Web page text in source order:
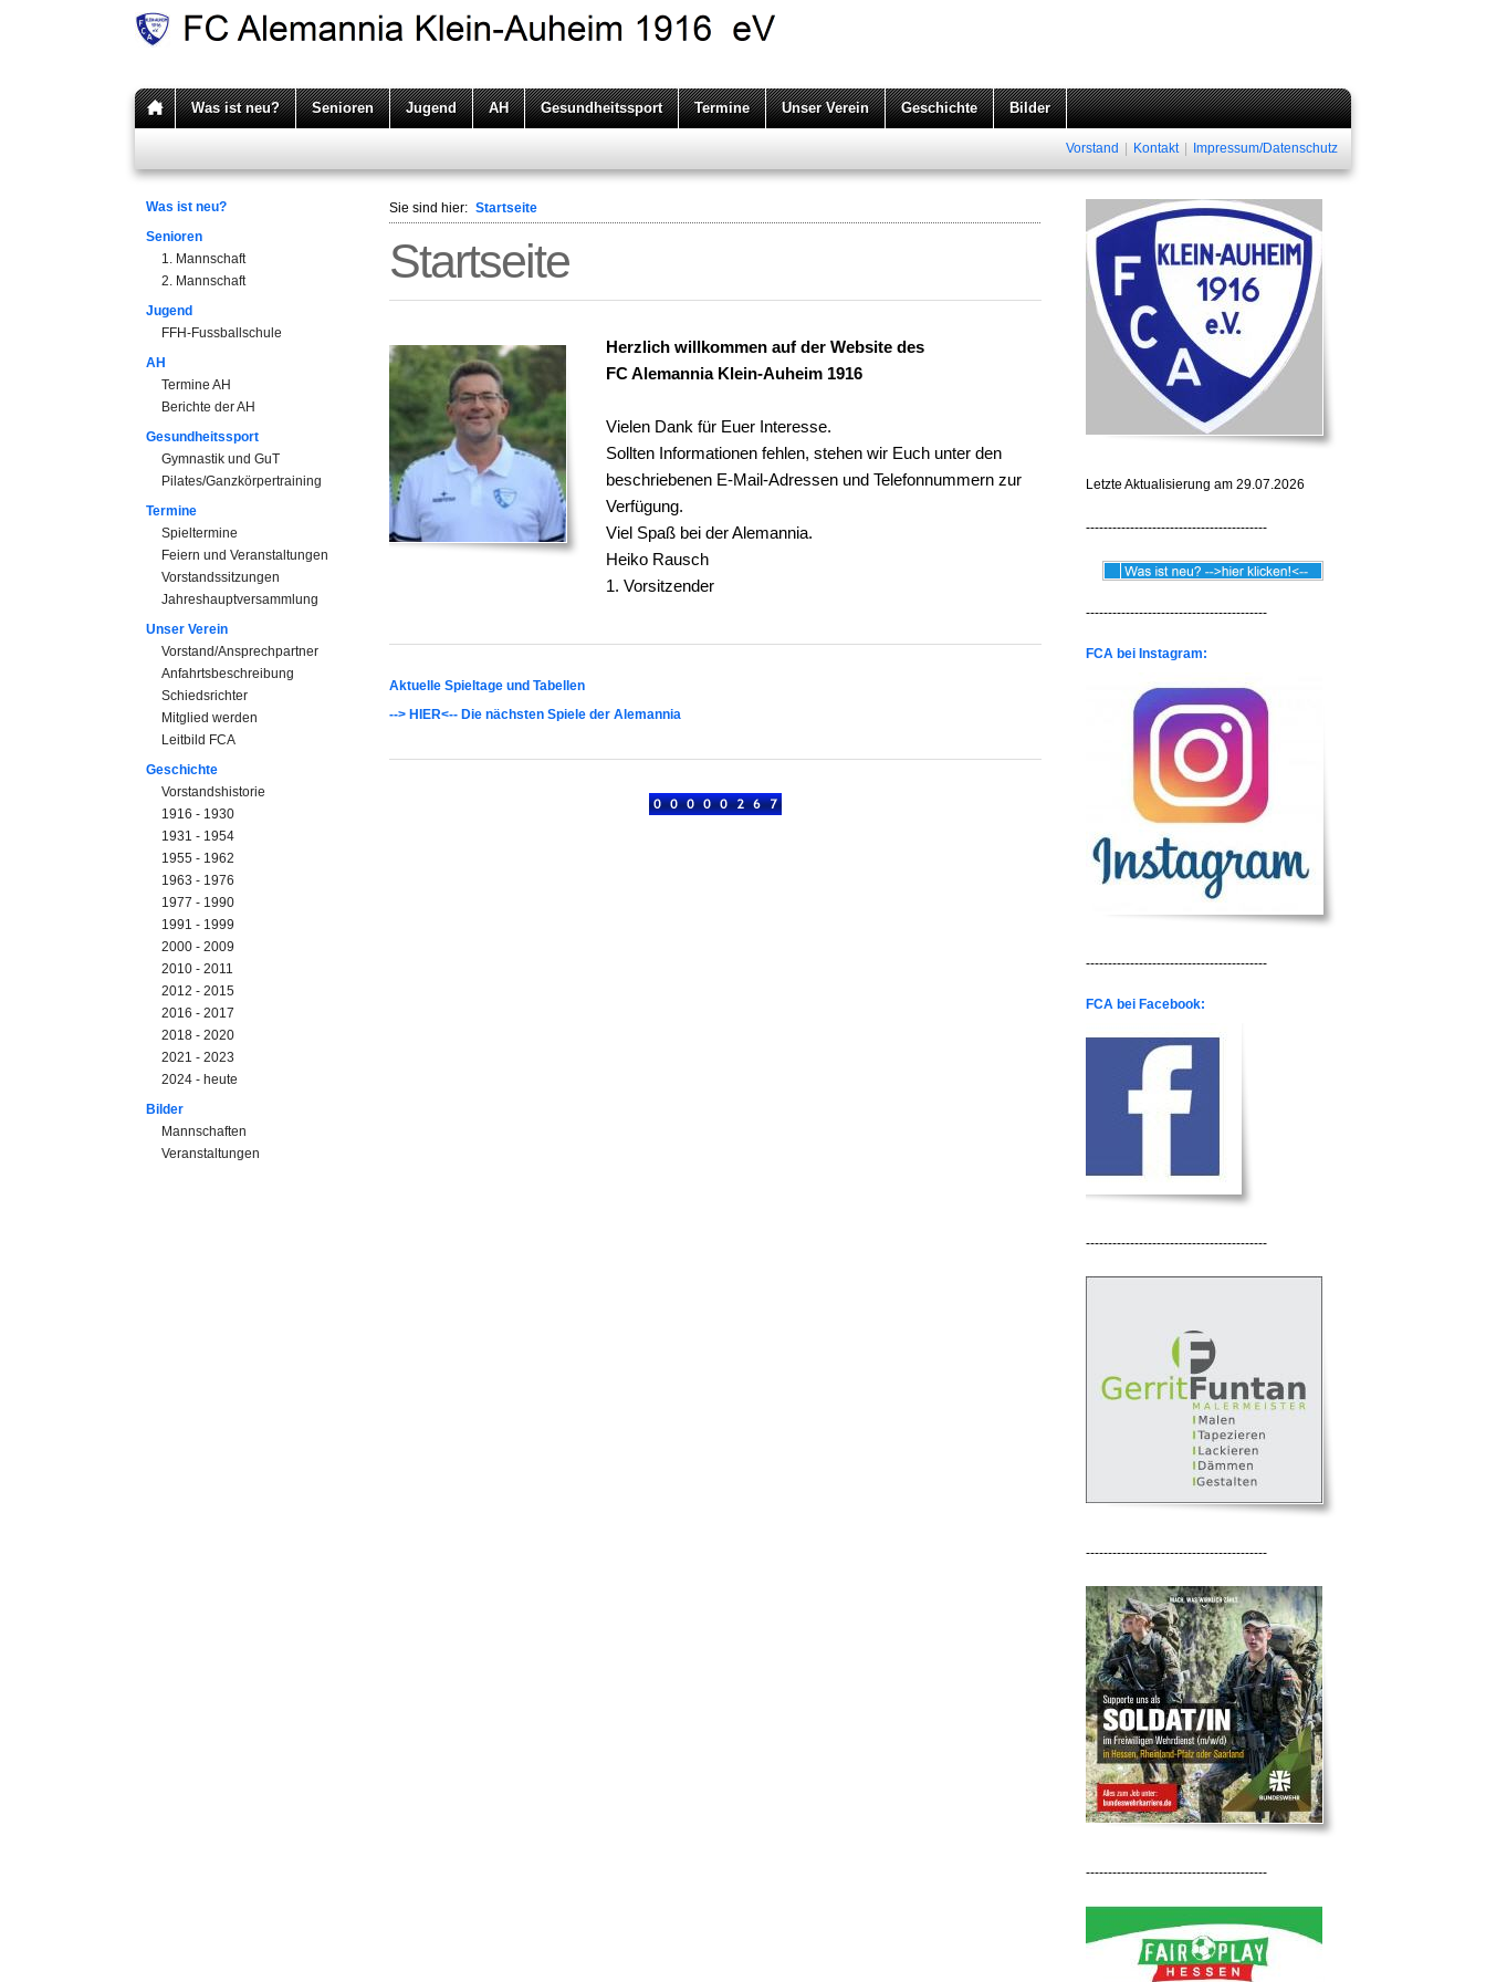
Was ist neu? Senioren Jugend AH Gesundheitssport Termine Unser Verein Geschichte Bilder
Vorstand Kontakt Impressum/Datenschutz
Was ist neu?
Senioren
1. Mannschaft
2. Mannschaft
Jugend
FFH-Fussballschule
AH
Termine AH
Berichte der AH
Gesundheitssport
Gymnastik und GuT
Pilates/Ganzkörpertraining
Termine
Spieltermine
Feiern und Veranstaltungen
Vorstandssitzungen
Jahreshauptversammlung
Unser Verein
Vorstand/Ansprechpartner
Anfahrtsbeschreibung
Schiedsrichter
Mitglied werden
Leitbild FCA
Geschichte
Vorstandshistorie
1916 - 1930
1931 - 1954
1955 - 1962
1963 - 1976
1977 - 1990
1991 - 1999
2000 - 2009
2010 - 2011
2012 - 2015
2016 - 2017
2018 - 2020
2021 - 2023
2024 - heute
Bilder
Mannschaften
Veranstaltungen
Sie sind hier: Startseite
Startseite
Herzlich willkommen auf der Website des
FC Alemannia Klein-Auheim 1916
Vielen Dank für Euer Interesse.
Sollten Informationen fehlen, stehen wir Euch unter den
beschriebenen E-Mail-Adressen und Telefonnummern zur
Verfügung.
Viel Spaß bei der Alemannia.
Heiko Rausch
1. Vorsitzender
Aktuelle Spieltage und Tabellen
--> HIER<-- Die nächsten Spiele der Alemannia
Letzte Aktualisierung am 29.07.2026
-----------------------------------------
-----------------------------------------
FCA bei Instagram:
-----------------------------------------
FCA bei Facebook:
-----------------------------------------
-----------------------------------------
-----------------------------------------